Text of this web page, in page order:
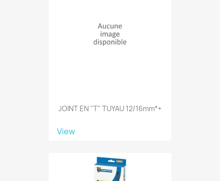
JOINT EN "T" TUYAU 12/16mm*+
View